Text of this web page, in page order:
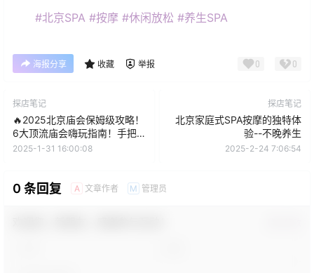
#北京SPA #按摩 #休闲放松 #养生SPA
海报分享 收藏 举报 0 0
探店笔记
🔥2025北京庙会保姆级攻略！
6大顶流庙会嗨玩指南！手把
手教你带娃刷爆朋友圈！🎉
2025-1-31 16:00:08
探店笔记
北京家庭式SPA按摩的独特体
验--不晚养生
2025-2-24 7:06:54
0 条回复 A 文章作者 M 管理员